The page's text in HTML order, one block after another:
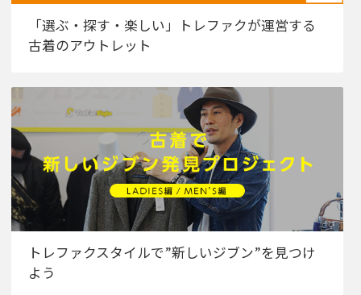
「選ぶ・探す・楽しい」トレファクが運営する
古着のアウトレット
トレファクスタイルで”新しいジブン”を見つけ
よう